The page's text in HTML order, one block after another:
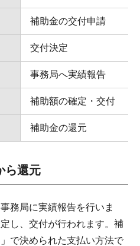
補助金の交付申請
交付決定
事務局へ実績報告
補助額の確定・交付
補助金の還元
ら還元
務局に実績報告を行いま
し、交付が行われます。補
で決められた支払い方法で